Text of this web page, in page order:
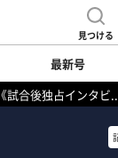
見つける
最新号
《試合後独占インタビ...